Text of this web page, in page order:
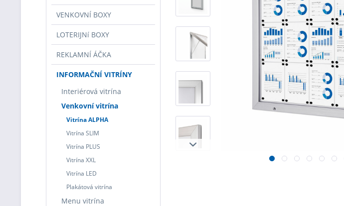
VENKOVNÍ BOXY
LOTERIJNí BOXY
REKLAMNÍ ÁČKA
INFORMAČNÍ VITRÍNY
Interiérová vitrína
Venkovní vitrína
Vitrína ALPHA
Vitrína SLIM
Vitrína PLUS
Vitrína XXL
Vitrína LED
Plakátová vitrína
Menu vitrína